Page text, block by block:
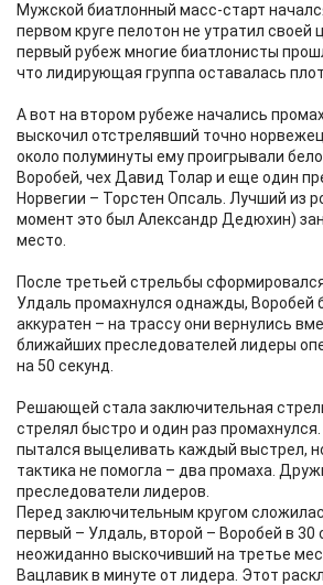
Мужской биатлонный масс-старт
первом круге пелотон не утратил своей
первый рубеж многие биатлонисты
что лидирующая группа оставалась
А вот на втором рубеже начались
выскочил отстрелявший точно
около полуминуты ему проигрывали
Воробей, чех Давид Толар и еще один
Норвегии – Торстен Опсаль. Лучший из
момент это был Александр Дедюхин)
место.
После третьей стрельбы
Улдаль промахнулся однажды, Воробей
аккуратен – на трассу они вернулись
ближайших преследователей лидеры
на 50 секунд.
Решающей стала заключительная
стрелял быстро и один раз
пытался выцеливать каждый выстрел,
тактика не помогла – два промаха.
преследователи лидеров.
Перед заключительным кругом
первый – Улдаль, второй – Воробей в 30
неожиданно выскочивший на третье
Вацлавик в минуте от лидера. Этот